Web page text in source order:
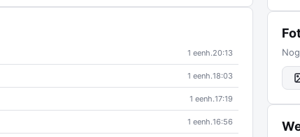
1 eenh.20:13
1 eenh.18:03
1 eenh.17:19
1 eenh.16:56